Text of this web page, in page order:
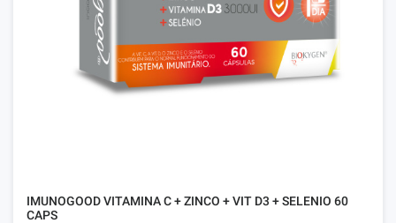
IMUNOGOOD VITAMINA C + ZINCO + VIT D3 + SELENIO 60
CAPS